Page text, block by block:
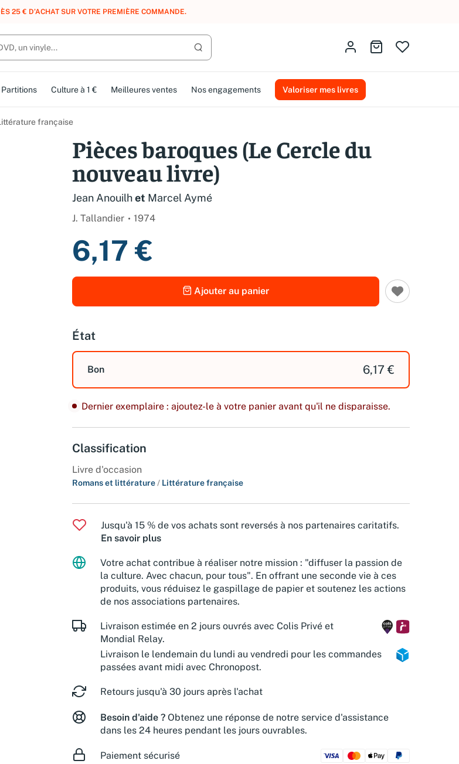
:REJOIGNEZ GRATUITEMENT LE CLUB AMMAREAL.
Lancer la recherche
Identifiez-vousAller au panier
Partitions Culture à 1 € Meilleures ventes Nos engagements Valoriser mes livres
française
Pièces baroques (Le Cercle du
nouveau livre)
Jean Anouilhet Marcel Aymé
J. Tallandier 1974
6,17 €
Ajouter au panier
État
Bon 6,17 €
Dernier exemplaire : ajoutez-le à votre panier avant qu'il ne disparaisse.
Classification
Livre d'occasion
Romans et littérature / Littérature française
Jusqu'à 15 % de vos achats sont reversés à nos partenaires caritatifs.
En savoir plus
Votre achat contribue à réaliser notre mission : "diffuser la passion de
la culture. Avec chacun, pour tous". En offrant une seconde vie à ces
produits, vous réduisez le gaspillage de papier et soutenez les actions
de nos associations partenaires.
Livraison estimée en 2 jours ouvrés avec Colis Privé et
Mondial Relay.
Livraison le lendemain du lundi au vendredi pour les commandes
passées avant midi avec Chronopost.
Retours jusqu'à 30 jours après l'achat
Besoin d'aide ? Obtenez une réponse de notre service d'assistance
dans les 24 heures pendant les jours ouvrables.
Paiement sécurisé